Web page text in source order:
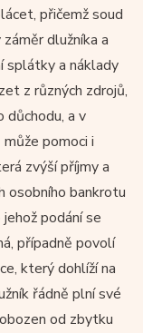
přičemž soud
dlužníka a
splátky a náklady
z různých zdrojů,
důchodu, a v
pomoci i
zvýší příjmy a
osobního bankrotu
podání se
případně povolí
který dohlíží na
řádně plní své
od zbytku